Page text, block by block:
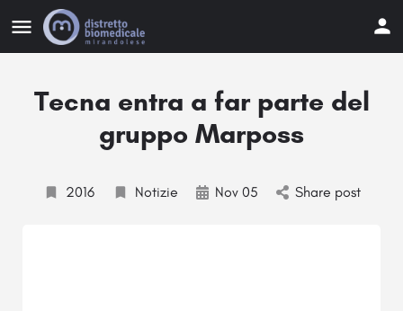
Tecna entra a far parte del
gruppo Marposs
2016 Notizie Nov 05 Share post